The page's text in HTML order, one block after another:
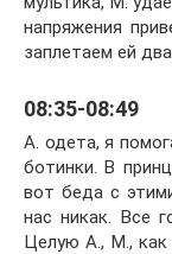
напряжения
заплетаем ей
08:35-08:49
А. одета, я
ботинки. В
вот беда с
нас никак. Все
Целую А., М., как